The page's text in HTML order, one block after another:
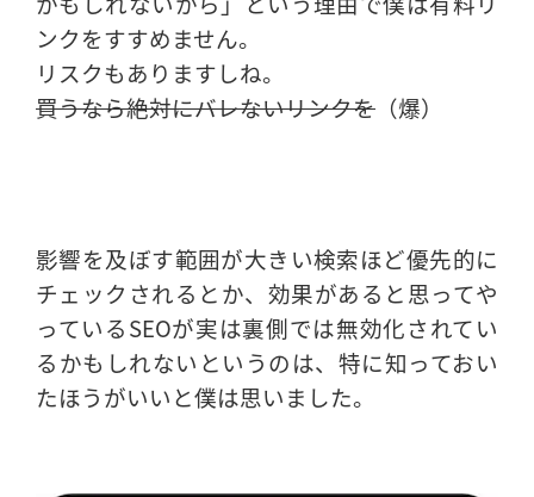
ンクをすすめません。
リスクもありますしね。
買うなら絶対にバレないリンクを （爆）
影響を及ぼす範囲が大きい検索ほど優先的に
チェックされるとか、効果があると思ってや
っているSEOが実は裏側では無効化されてい
るかもしれないというのは、特に知っておい
たほうがいいと僕は思いました。